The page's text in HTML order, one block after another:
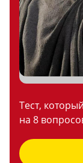
Тест,
на 8